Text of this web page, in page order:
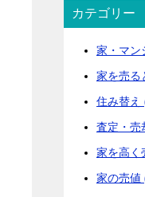
カテゴリー
家・マン
家を売る
住み替え
査定・売
家を高く
家の売値